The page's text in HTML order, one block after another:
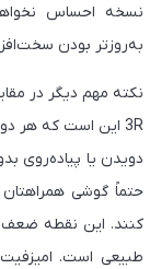
نسخه احساس
به‌روزتر بودن
دویدن یا پیاده‌روی
کنند. این نقطه ضعف
طبیعی است.